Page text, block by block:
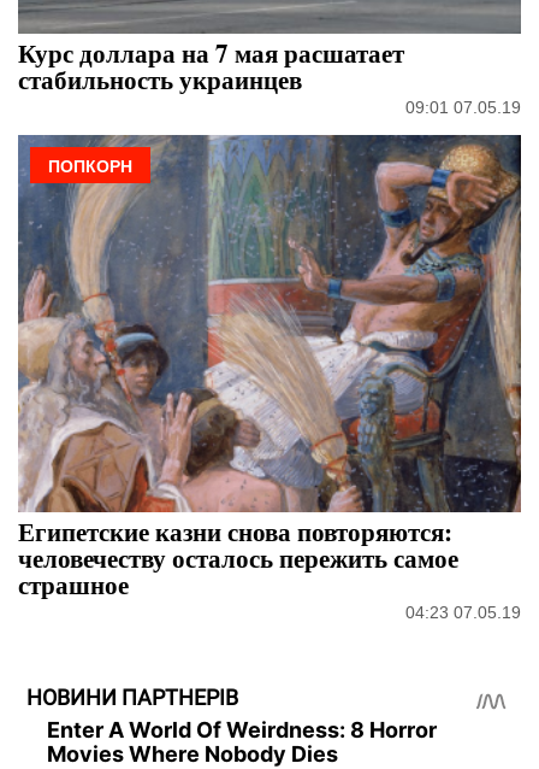
Курс доллара на 7 мая расшатает
стабильность украинцев
09:01 07.05.19
ПОПКОРН
Египетские казни снова повторяются:
человечеству осталось пережить самое
страшное
04:23 07.05.19
НОВИНИ ПАРТНЕРІВ
Enter A World Of Weirdness: 8 Horror
Movies Where Nobody Dies